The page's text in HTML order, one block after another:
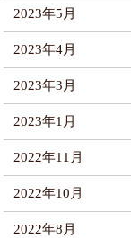
2023年5月
2023年4月
2023年3月
2023年1月
2022年11月
2022年10月
2022年8月